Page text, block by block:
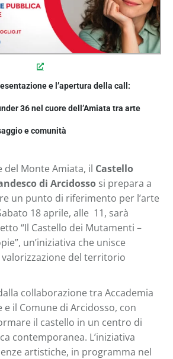
e l’apertura della call:
36 nel cuore dell’Amiata tra arte
e comunità
del Monte Amiata, il Castello
diArcidosso si prepara a
un punto di riferimento per l’arte
18 aprile, alle 11, sarà
“Il Castello dei Mutamenti –
un’iniziativa che unisce
del territorio
collaborazione tra Accademia
e il Comune di Arcidosso, con
il castello in un centro di
contemporanea. L’iniziativa
artistiche, in programma nel